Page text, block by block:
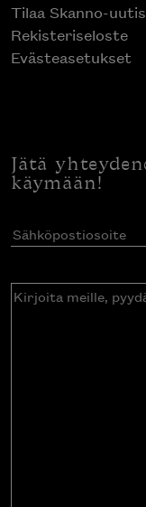
Tilaa Skanno-
Rekisteriseloste
Evästeasetukset
Jätä
käymään!
Sähköpostiosoite
Kirjoita